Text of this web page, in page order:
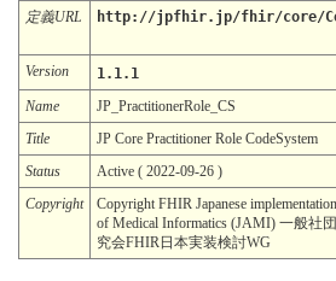
定義URL
http://jpfhir.jp/fhir/core/
Version
1.1.1
Name
JP_PractitionerRole_CS
Title
JP Core Practitioner Role CodeSystem
Status
Active ( 2022-09-26 )
Copyright
Copyright FHIR Japanese
of Medical Informatics (JAMI) 一般社
究会FHIR日本実装検討WG